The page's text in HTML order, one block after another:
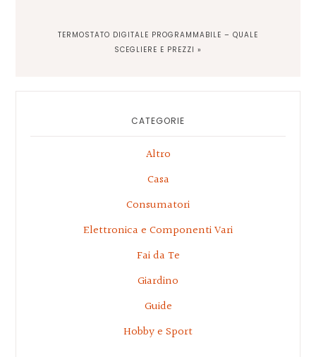
NEXT
TERMOSTATO DIGITALE PROGRAMMABILE – QUALE
SCEGLIERE E PREZZI »
CATEGORIE
Altro
Casa
Consumatori
Elettronica e Componenti Vari
Fai da Te
Giardino
Guide
Hobby e Sport